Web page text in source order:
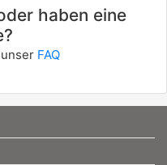
haben eine
FAQ